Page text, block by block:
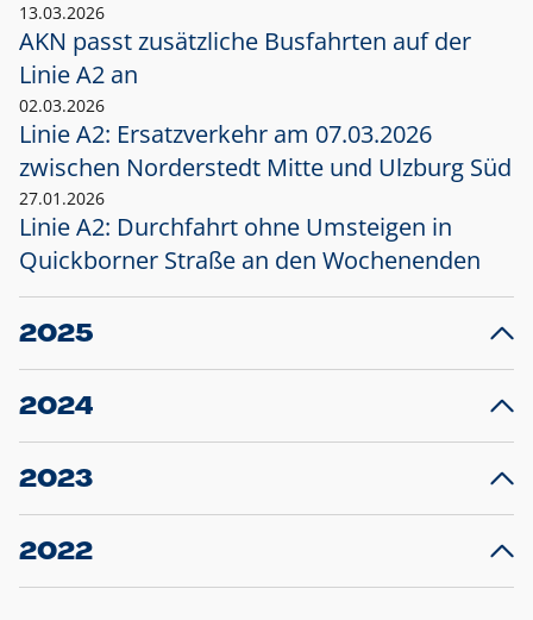
13.03.2026
AKN passt zusätzliche Busfahrten auf der
Linie A2 an
02.03.2026
Linie A2: Ersatzverkehr am 07.03.2026
zwischen Norderstedt Mitte und Ulzburg Süd
27.01.2026
Linie A2: Durchfahrt ohne Umsteigen in
Quickborner Straße an den Wochenenden
2025
23.12.2025
Projekt S5: Start der Bauarbeiten am
2024
10.12.2024
Großprojekt S5: Sperrung der Bahnstraße in
2023
20.12.2023
Schleswig-Holstein verlängert den
2022
22.12.2022